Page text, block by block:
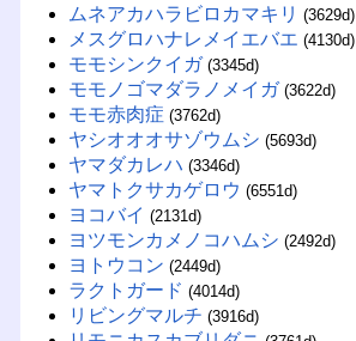
ムネアカハラビロカマキリ (3629d)
メスグロハナレメイエバエ (4130d)
モモシンクイガ (3345d)
モモノゴマダラノメイガ (3622d)
モモ赤肉症 (3762d)
ヤシオオオサゾウムシ (5693d)
ヤマダカレハ (3346d)
ヤマトクサカゲロウ (6551d)
ヨコバイ (2131d)
ヨツモンカメノコハムシ (2492d)
ヨトウコン (2449d)
ラクトガード (4014d)
リビングマルチ (3916d)